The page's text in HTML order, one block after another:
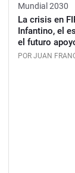
Mundial 2030
La crisis en
Infantino, el
el futuro
POR JUAN